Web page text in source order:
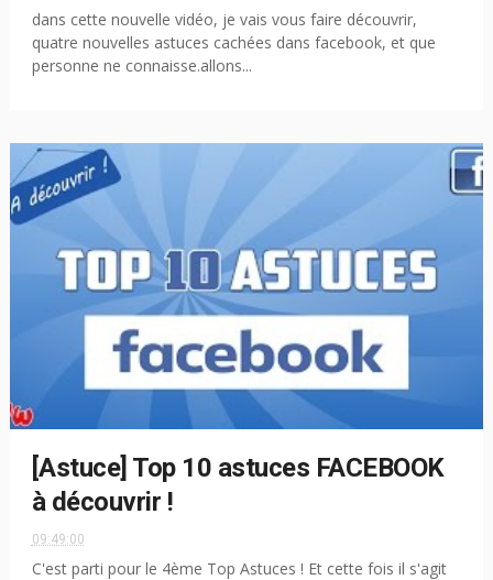
dans cette nouvelle vidéo, je vais vous faire découvrir,
quatre nouvelles astuces cachées dans facebook, et que
personne ne connaisse.allons...
[Astuce] Top 10 astuces FACEBOOK
à découvrir !
09:49:00
C'est parti pour le 4ème Top Astuces ! Et cette fois il s'agit